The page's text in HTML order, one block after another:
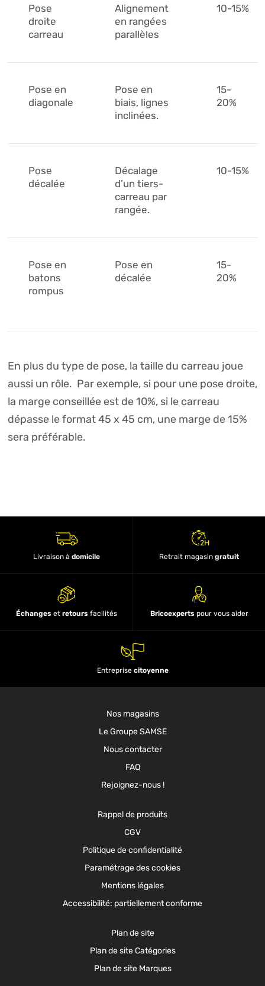
Pose
droite
carreau
Alignement
en rangées
parallèles
10-15%
Pose en
diagonale
Pose en
biais, lignes
inclinées.
15-
20%
Pose
décalée
Décalage
d’un tiers-
carreau par
rangée.
10-15%
Pose en
batons
rompus
Pose en
décalée
15-
20%
En plus du type de pose, la taille du carreau joue
aussi un rôle. Par exemple, si pour une pose droite,
la marge conseillée est de 10%, si le carreau
dépasse le format 45 x 45 cm, une marge de 15%
sera préférable.
Livraison à domicile Retrait magasin gratuit
Échanges et retours facilités Bricoexperts pour vous aider
Entreprise citoyenne
Nos magasins
Le Groupe SAMSE
Nous contacter
FAQ
Rejoignez-nous !
Rappel de produits
CGV
Politique de confidentialité
Paramétrage des cookies
Mentions légales
Accessibilité: partiellement conforme
Plan de site
Plan de site Catégories
Plan de site Marques